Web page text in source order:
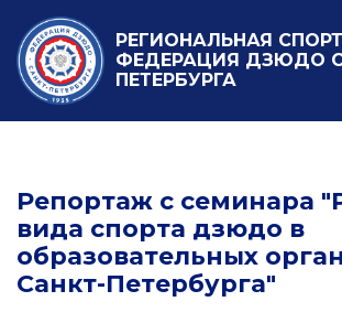
РЕГИОНАЛЬНАЯ
ФЕДЕРАЦИЯ ДЗЮДО
ПЕТЕРБУРГА
Репортаж с семинара
вида спорта дзюдо в
образовательных
Санкт-Петербурга"